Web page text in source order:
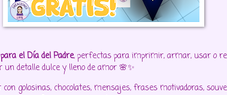
el Día del Padre, perfectas para imprimir, armar, usar o
un detalle dulce y lleno de amor 🌸✨
golosinas, chocolates, mensajes, frases motivadoras,